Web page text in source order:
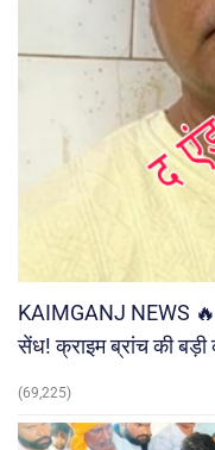
KAIMGANJ NEWS 🔥
सेंध! क्राइम ब्रांच की बड़ी
(69,225)